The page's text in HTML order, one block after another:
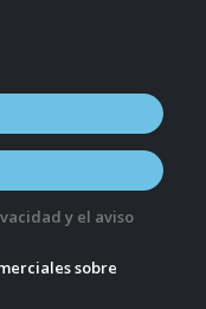
y el aviso
sobre